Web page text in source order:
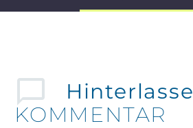
Hinterlasse
KOMMENTAR